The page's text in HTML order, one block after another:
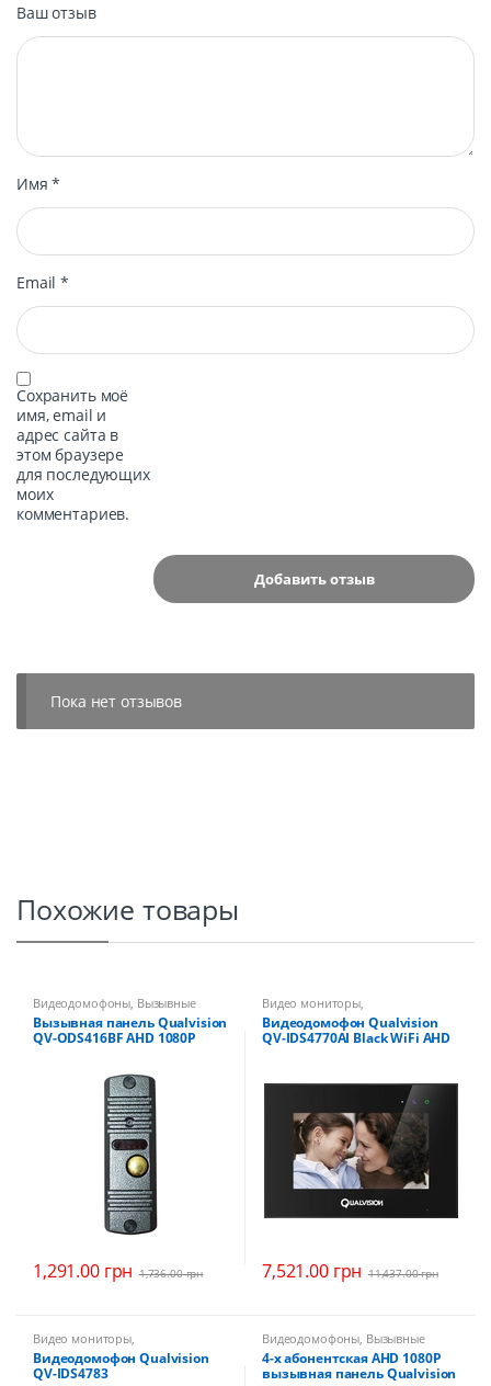
Ваш отзыв
Имя*
Email*
Сохранить моё
имя, email и
адрес сайта в
этом браузере
для последующих
моих
комментариев.
Пока нет отзывов
Похожие товары
Видеодомофоны, Вызывные
панели
Вызывная панель Qualvision
QV-ODS416BF AHD 1080P
1,291.00грн 1,736.00грн
Видео мониторы,
Видеодомофоны
Видеодомофон Qualvision
QV-IDS4770AI Black WiFi AHD
7,521.00грн 11,437.00грн
Видео мониторы,
Видеодомофоны
Видеодомофон Qualvision
QV-IDS4783
Видеодомофоны, Вызывные
панели
4-х абонентская AHD 1080P
вызывная панель Qualvision